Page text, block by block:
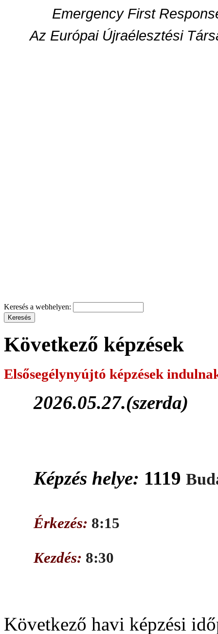
Emergency First
Az Európai Újraélesztési
Keresés a webhelyen:
Következő képzések
Elsősegélynyújtó képzések
2026.05.27.(szerda)
Képzés helye: 1119
Érkezés: 8:15
Kezdés: 8:30
Következő havi képzési